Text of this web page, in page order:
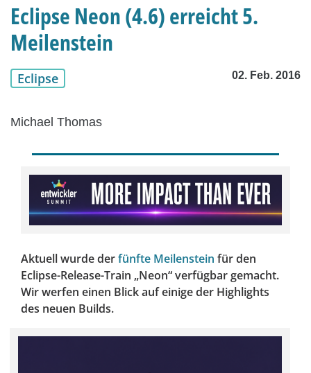
Eclipse Neon (4.6) erreicht 5.
Meilenstein
Eclipse 02. Feb. 2016
Michael Thomas
Aktuell wurde derfünfte Meilenstein für den
Eclipse-Release-Train „Neon“ verfügbar gemacht.
Wir werfen einen Blick auf einige der Highlights
des neuen Builds.